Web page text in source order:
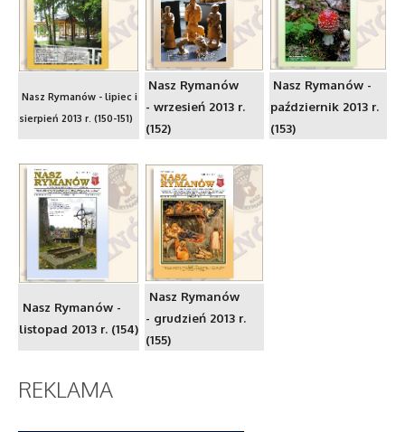
Nasz Rymanów - lipiec i
sierpień 2013 r. (150-151)
Nasz Rymanów
- wrzesień 2013 r.
(152)
Nasz Rymanów -
październik 2013 r.
(153)
Nasz Rymanów -
listopad 2013 r. (154)
Nasz Rymanów
- grudzień 2013 r.
(155)
REKLAMA